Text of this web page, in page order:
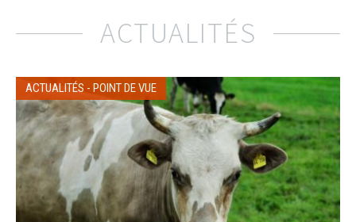
ACTUALITÉS
ACTUALITÉS - POINT DE VUE